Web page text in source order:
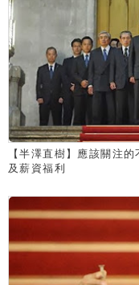
【半澤直樹】應該關注
及薪資福利